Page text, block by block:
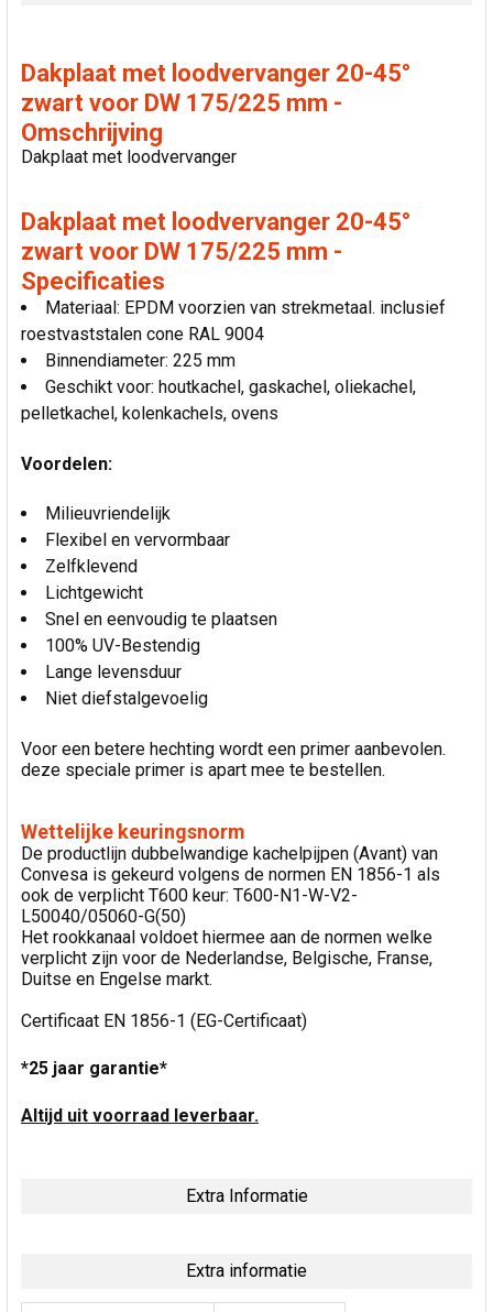
VOEG
GESELECTEERDE
TOE AAN
WINKELWAGEN
Dakplaat met loodvervanger 20-45°
zwart voor DW 175/225 mm -
Omschrijving
Dakplaat met loodvervanger
Dakplaat met loodvervanger 20-45°
zwart voor DW 175/225 mm -
Specificaties
Materiaal: EPDM voorzien van strekmetaal. inclusief
roestvaststalen cone RAL 9004
Binnendiameter: 225 mm
Geschikt voor: houtkachel, gaskachel, oliekachel,
pelletkachel, kolenkachels, ovens
Voordelen:
Milieuvriendelijk
Flexibel en vervormbaar
Zelfklevend
Lichtgewicht
Snel en eenvoudig te plaatsen
100% UV-Bestendig
Lange levensduur
Niet diefstalgevoelig
Voor een betere hechting wordt een primer aanbevolen.
deze speciale primer is apart mee te bestellen.
Wettelijke keuringsnorm
De productlijn dubbelwandige kachelpijpen (Avant) van
Convesa is gekeurd volgens de normen EN 1856-1 als
ook de verplicht T600 keur: T600-N1-W-V2-
L50040/05060-G(50)
Het rookkanaal voldoet hiermee aan de normen welke
verplicht zijn voor de Nederlandse, Belgische, Franse,
Duitse en Engelse markt.
Certificaat EN 1856-1 (EG-Certificaat)
*25 jaar garantie*
Altijd uit voorraad leverbaar.
Extra Informatie
Extra informatie